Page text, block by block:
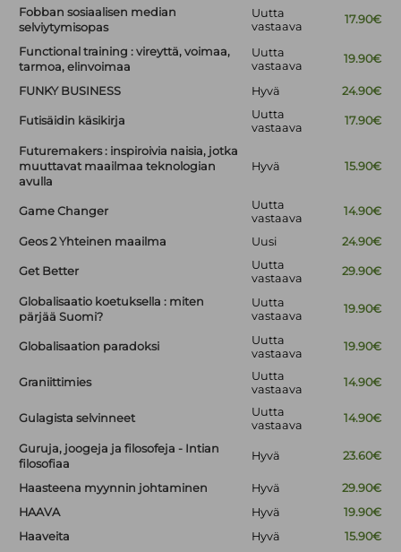
Fobban sosiaalisen median
selviytymisopas
Uutta
vastaava
17.90€
Functional training : vireyttä, voimaa,
tarmoa, elinvoimaa
Uutta
vastaava
19.90€
FUNKY BUSINESS Hyvä 24.90€
Futisäidin käsikirja
Uutta
vastaava
17.90€
Futuremakers : inspiroivia naisia, jotka
muuttavat maailmaa teknologian
avulla
Hyvä 15.90€
Game Changer
Uutta
vastaava
14.90€
Geos 2 Yhteinen maailma Uusi 24.90€
Get Better
Uutta
vastaava
29.90€
Globalisaatio koetuksella : miten
pärjää Suomi?
Uutta
vastaava
19.90€
Globalisaation paradoksi
Uutta
vastaava
19.90€
Graniittimies
Uutta
vastaava
14.90€
Gulagista selvinneet
Uutta
vastaava
14.90€
Guruja, joogeja ja filosofeja - Intian
filosofiaa
Hyvä 23.60€
Haasteena myynnin johtaminen Hyvä
29.90€
HAAVA
Hyvä
19.90€
Haaveita
Hyvä 15.90€